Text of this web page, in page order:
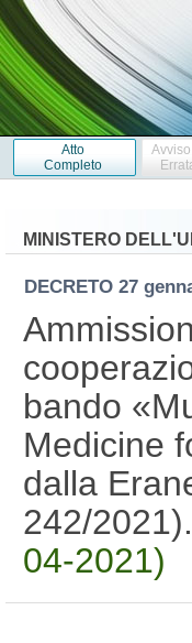
Atto
Completo
MINISTERO
DECRETO 27
bando
Medicine
dalla
242/
04-2021)